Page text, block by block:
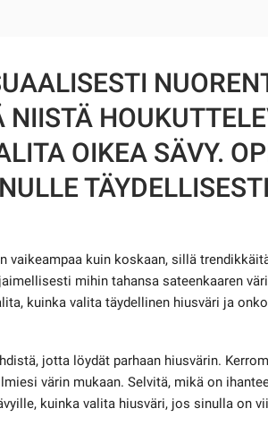
NIISTÄ
OIKEA SÄVY.
vaikeampaa kuin koskaan, sillä
mihin tahansa sateenkaaren
kuinka valita täydellinen hiusväri ja
jotta löydät parhaan hiusvärin.
värin mukaan. Selvitä, mikä on
kuinka valita hiusväri, jos sinulla on